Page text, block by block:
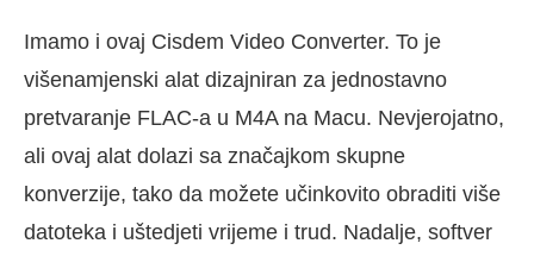
Imamo i ovaj Cisdem Video Converter. To je
višenamjenski alat dizajniran za jednostavno
pretvaranje FLAC-a u M4A na Macu. Nevjerojatno,
ali ovaj alat dolazi sa značajkom skupne
konverzije, tako da možete učinkovito obraditi više
datoteka i uštedjeti vrijeme i trud. Nadalje, softver